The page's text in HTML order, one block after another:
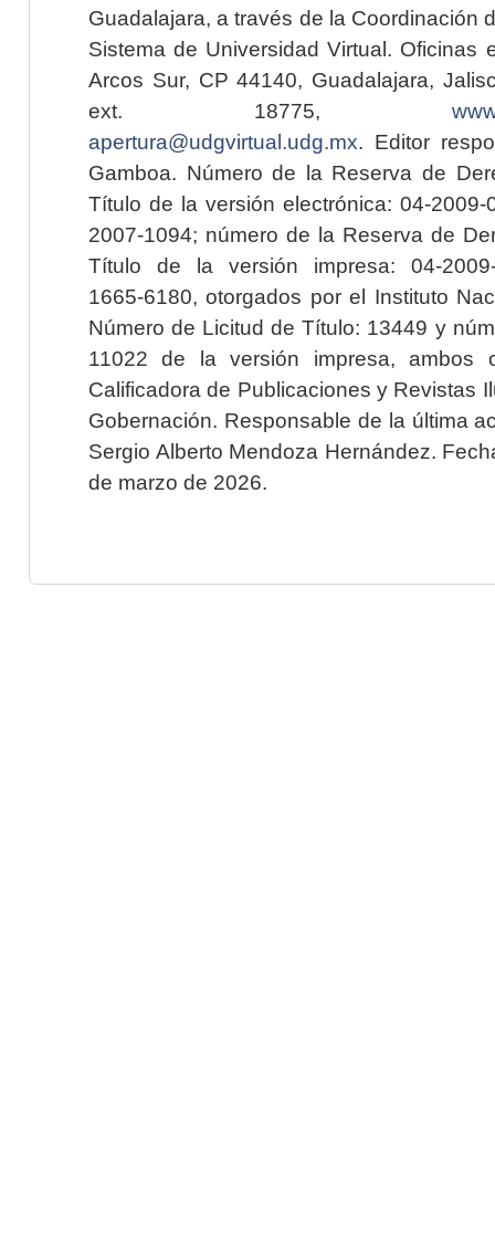
Guadalajara, a través de la Coordinación
Sistema de Universidad Virtual. Oficinas
Arcos Sur, CP 44140, Guadalajara,
ext. 18775,
apertura@udgvirtual.udg.mx. Editor
Gamboa. Número de la Reserva de
Título de la versión electrónica: 04-2009-
2007-1094; número de la Reserva de
Título de la versión impresa: 04-2009-
1665-6180, otorgados por el Instituto
Número de Licitud de Título: 13449 y
11022 de la versión impresa, ambos
Calificadora de Publicaciones y Revistas
Gobernación. Responsable de la última
Sergio Alberto Mendoza Hernández.
de marzo de 2026.